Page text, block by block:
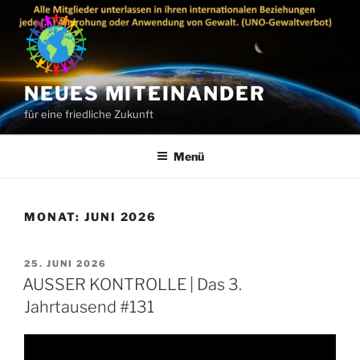
Inhalt
springen
NEUES MITEINANDER
für eine friedliche Zukunft
Menü
MONAT: JUNI 2026
VERÖFFENTLICHT
AM
25. JUNI 2026
AUSSER KONTROLLE | Das 3.
Jahrtausend #131